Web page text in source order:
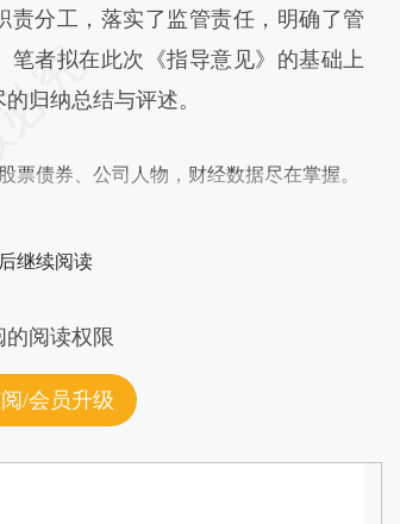
责分工，落实了监管责任，明确了管
笔者拟在此次《指导意见》的基础上
归纳总结与评述。
票债券、公司人物，财经数据尽在掌握。
继续阅读
阅读权限
/会员升级